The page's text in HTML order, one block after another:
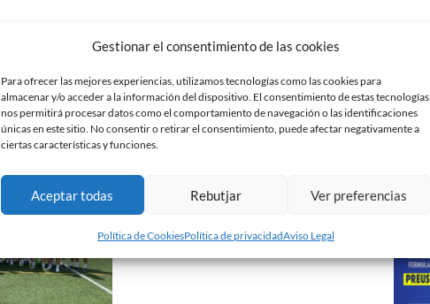
Gestionar el consentimiento de las cookies
Para ofrecer las mejores experiencias, utilizamos tecnologías como las cookies para
almacenar y/o acceder a la información del dispositivo. El consentimiento de estas tecnologías
nos permitirá procesar datos como el comportamiento de navegación o las identificaciones
únicas en este sitio. No consentir o retirar el consentimiento, puede afectar negativamente a
ciertas características y funciones.
Aceptar todas Rebutjar Ver preferencias
Política de CookiesPolítica de privacidadAviso Legal
PRETEMPORADA DEL JUVENIL
25 de julio de 2023